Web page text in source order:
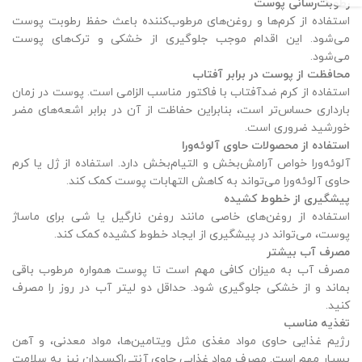
رطوبت‌رسانی پوست
استفاده از کرم‌ها و روغن‌های مرطوب‌کننده باعث حفظ رطوبت پوست
می‌شود. این اقدام موجب جلوگیری از خشکی و ترک‌های پوست
می‌شود.
محافظت از پوست در برابر آفتاب
استفاده از کرم ضدآفتاب با فاکتور مناسب الزامی است. پوست در زمان
بارداری حساس‌تر است، بنابراین حفاظت از آن در برابر اشعه‌های مضر
خورشید ضروری است.
استفاده از محصولات حاوی آلوئه‌ورا
آلوئه‌ورا خواص آرامش‌بخش و التیام‌بخش دارد. استفاده از ژل یا کرم
حاوی آلوئه‌ورا می‌تواند به کاهش التهابات پوست کمک کند.
پیشگیری از خطوط کشیده
استفاده از روغن‌های خاصی مانند روغن نارگیل یا شی برای ماساژ
پوست، می‌تواند در پیشگیری از ایجاد خطوط کشیده کمک کند.
مصرف آب بیشتر
مصرف آب به میزان کافی مهم است تا پوست همواره مرطوب باقی
بماند و از خشکی جلوگیری شود. حداقل دو لیتر آب در روز را مصرف
کنید.
تغذیه مناسب
رژیم غذایی حاوی مواد مغذی مثل ویتامین‌ها، مواد معدنی، و آهن